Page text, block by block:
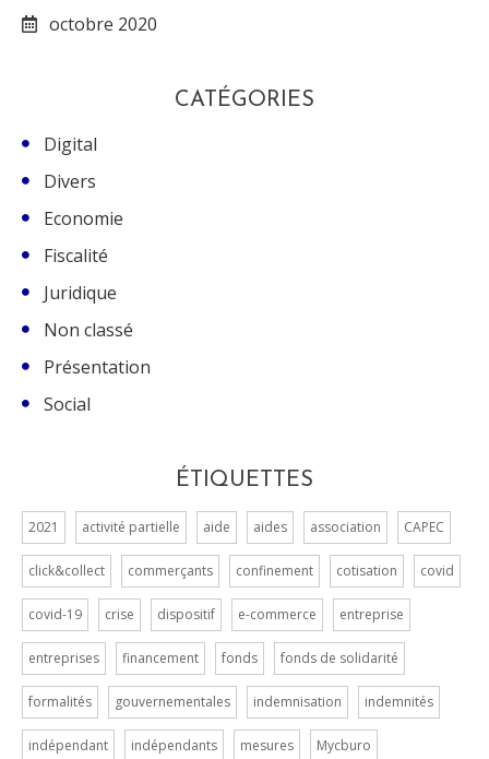
octobre 2020
CATÉGORIES
Digital
Divers
Economie
Fiscalité
Juridique
Non classé
Présentation
Social
ÉTIQUETTES
2021 activité partielle aide aides association CAPEC
click&collect commerçants confinement cotisation covid
covid-19 crise dispositif e-commerce entreprise
entreprises financement fonds fonds de solidarité
formalités gouvernementales indemnisation indemnités
indépendant indépendants mesures Mycburo